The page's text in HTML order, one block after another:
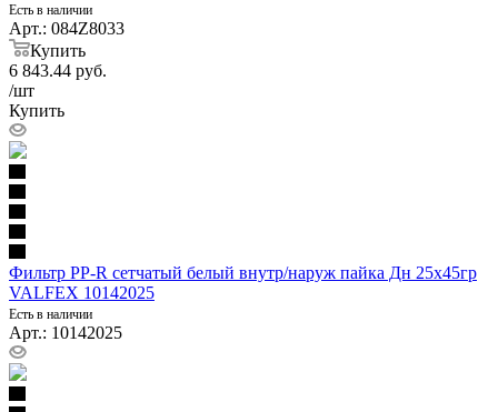
Есть в наличии
Арт.: 084Z8033
Купить
6 843.44 руб.
/шт
Купить
Фильтр PP-R сетчатый белый внутр/наруж пайка Дн 25х45гр
VALFEX 10142025
Есть в наличии
Арт.: 10142025